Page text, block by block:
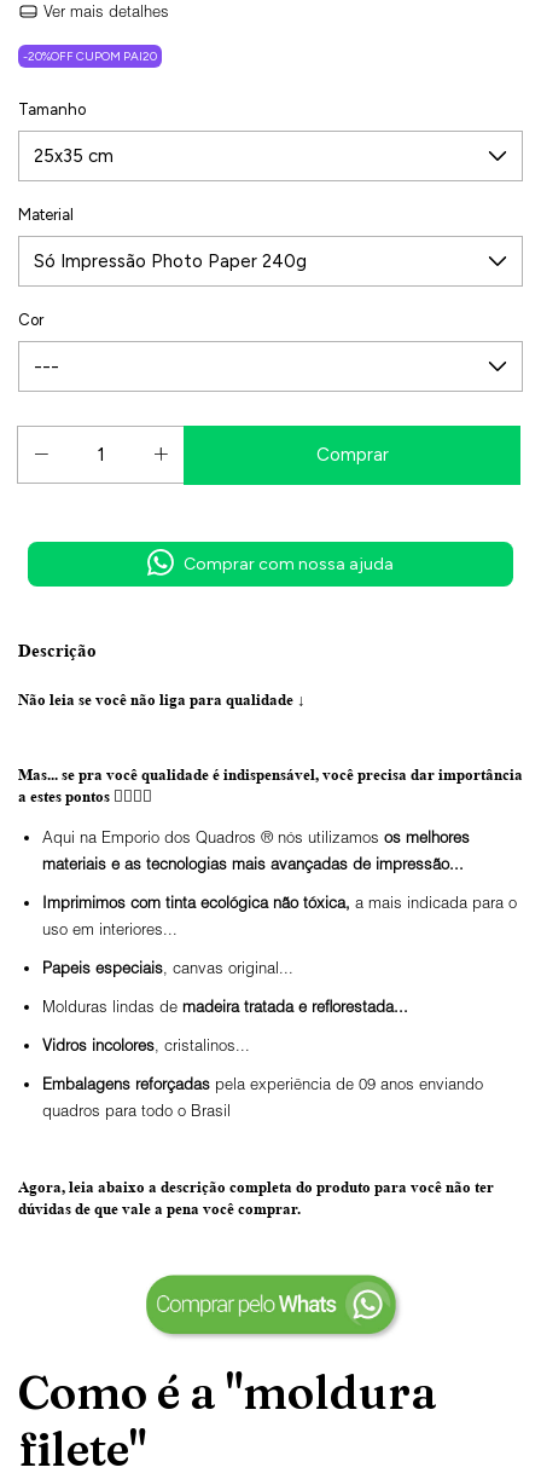
Ver mais detalhes
-20%OFF CUPOM PAI20
Tamanho
Material
Cor
Comprar com nossa ajuda
Descrição
Não leia se você não liga para qualidade ↓
Mas... se pra você qualidade é indispensável, você precisa dar importância
a estes pontos 👇🏼👇🏼
Aqui na Emporio dos Quadros ® nós utilizamos os melhores
materiais e as tecnologias mais avançadas de impressão...
Imprimimos com tinta ecológica não tóxica, a mais indicada para o
uso em interiores...
Papeis especiais, canvas original...
Molduras lindas de madeira tratada e reflorestada...
Vidros incolores, cristalinos...
Embalagens reforçadas pela experiência de 09 anos enviando
quadros para todo o Brasil
Agora, leia abaixo a descrição completa do produto para você não ter
dúvidas de que vale a pena você comprar.
Como é a "moldura
filete"